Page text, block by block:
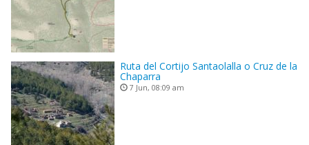
Ruta del Cortijo Santaolalla o Cruz de la
Chaparra
7 Jun, 08:09 am